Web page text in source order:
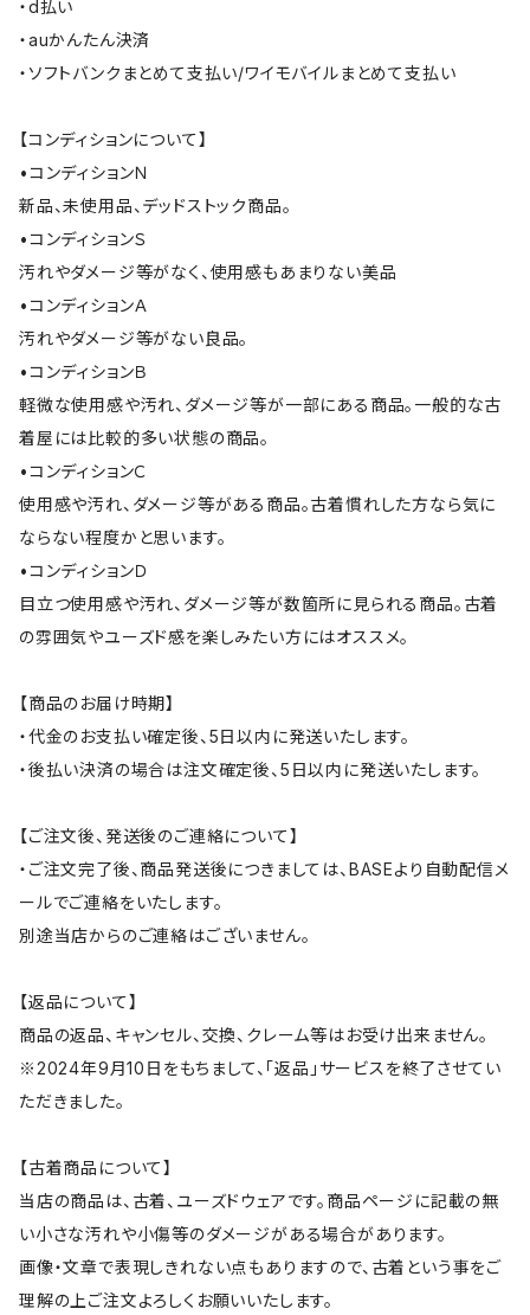
・d払い
・auかんたん決済
・ソフトバンクまとめて支払い/ワイモバイルまとめて支払い
【コンディションについて】
•コンディションＮ
新品、未使用品、デッドストック商品。
•コンディションＳ
汚れやダメージ等がなく、使用感もあまりない美品
•コンディションＡ
汚れやダメージ等がない良品。
•コンディションＢ
軽微な使用感や汚れ、ダメージ等が一部にある商品。一般的な古
着屋には比較的多い状態の商品。
•コンディションＣ
使用感や汚れ、ダメージ等がある商品。古着慣れした方なら気に
ならない程度かと思います。
•コンディションＤ
目立つ使用感や汚れ、ダメージ等が数箇所に見られる商品。古着
の雰囲気やユーズド感を楽しみたい方にはオススメ。
【商品のお届け時期】
・代金のお支払い確定後、5日以内に発送いたします。
・後払い決済の場合は注文確定後、5日以内に発送いたします。
【ご注文後、発送後のご連絡について】
・ご注文完了後、商品発送後につきましては、BASEより自動配信メ
ールでご連絡をいたします。
別途当店からのご連絡はございません。
【返品について】
商品の返品、キャンセル、交換、クレーム等はお受け出来ません。
※2024年9月10日をもちまして、「返品」サービスを終了させてい
ただきました。
【古着商品について】
当店の商品は、古着、ユーズドウェアです。商品ページに記載の無
い小さな汚れや小傷等のダメージがある場合があります。
画像・文章で表現しきれない点もありますので、古着という事をご
理解の上ご注文よろしくお願いいたします。